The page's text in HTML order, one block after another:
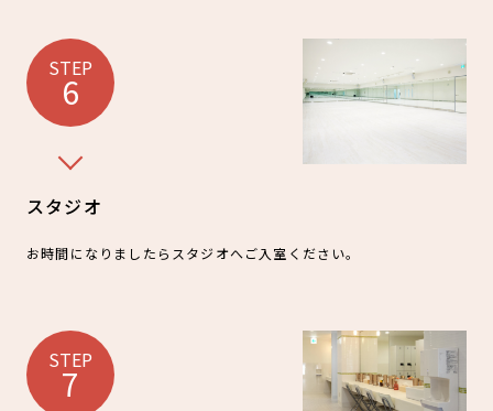
STEP
6
スタジオ
お時間になりましたらスタジオへご入室ください。
STEP
7